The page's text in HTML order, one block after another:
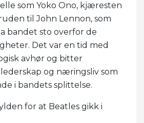
som Yoko Ono, kjæresten
til John Lennon, som
bandet sto overfor de
Det var en tid med
avhør og bitter
og næringsliv som
i bandets splittelse.
for at Beatles gikk i